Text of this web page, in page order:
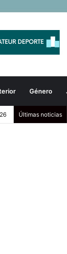
Género
Últimas noticias